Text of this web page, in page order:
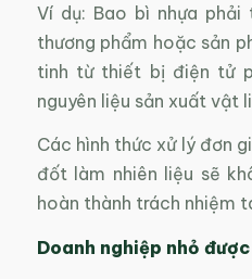
Ví dụ: Bao bì nhựa
thương phẩm hoặc sản
tinh từ thiết bị điện tử
nguyên liệu sản xuất vật
Các hình thức xử lý đơn
đốt làm nhiên liệu sẽ
hoàn thành trách nhiệm
Doanh nghiệp nhỏ